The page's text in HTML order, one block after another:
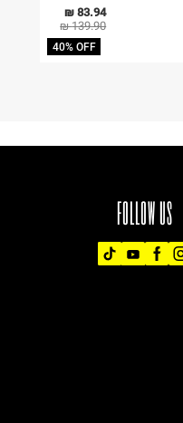
83.94 ₪
139.90 ₪
40% OFF
FOLLOW US